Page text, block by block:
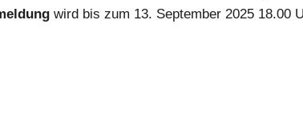
wird bis zum 13. September 2025 18.00